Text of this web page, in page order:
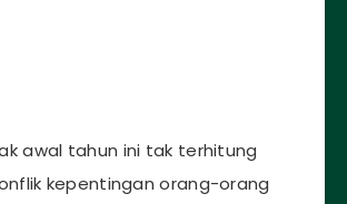
awal tahun ini tak terhitung
kepentingan orang-orang